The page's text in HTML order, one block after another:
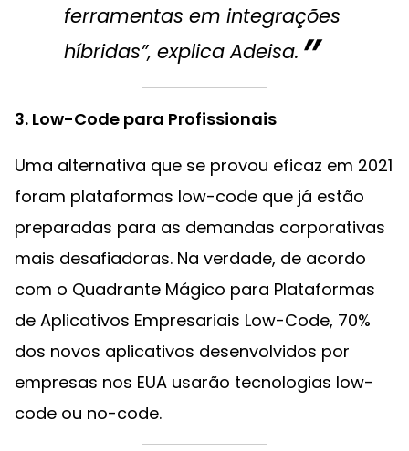
ferramentas em integrações
híbridas”, explica Adeisa.
3. Low-Code para Profissionais
Uma alternativa que se provou eficaz em 2021
foram plataformas low-code que já estão
preparadas para as demandas corporativas
mais desafiadoras. Na verdade, de acordo
com o Quadrante Mágico para Plataformas
de Aplicativos Empresariais Low-Code, 70%
dos novos aplicativos desenvolvidos por
empresas nos EUA usarão tecnologias low-
code ou no-code.